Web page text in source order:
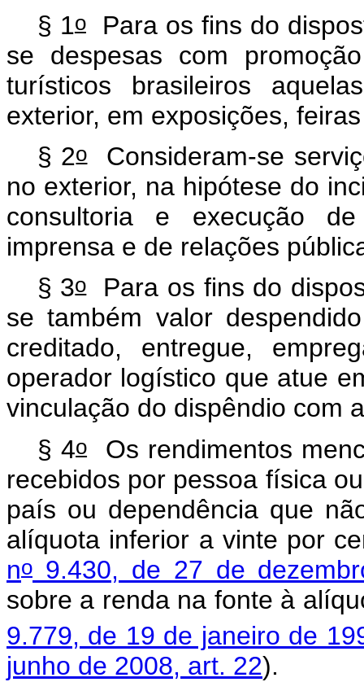
§ 1oPara os fins do
se despesas com
turísticos brasileiros
exterior, em exposições,
§ 2oConsideram-se
no exterior, na hipótese do
consultoria e execução
imprensa e de relações
§ 3oPara os fins do
se também valor
creditado, entregue,
operador logístico que atue
vinculação do dispêndio com
§ 4o
Os rendimentos
recebidos por pessoa física
país ou dependência que
alíquota inferior a vinte por
no 9.430, de 27 de
sobre a renda na fonte à
9.779, de 19 de janeiro de
junho de 2008, art. 22).